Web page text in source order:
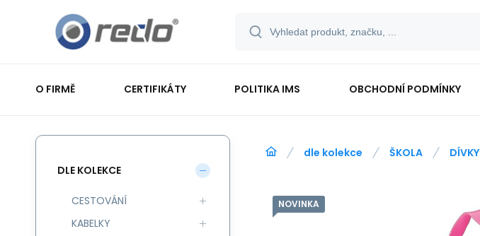
O FIRMĚ CERTIFIKÁTY POLITIKA IMS OBCHODNÍ PODMÍNKY
dle kolekce ŠKOLA DÍVKY
NOVINKA
DLE KOLEKCE
CESTOVÁNÍ
KABELKY